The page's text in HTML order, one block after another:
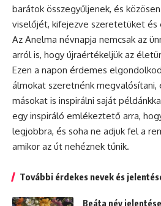
barátok összegyűljenek, és
viselőjét, kifejezve szeretetüket és
Az Anelma névnapja nemcsak az
arról is, hogy újraértékeljük az
Ezen a napon érdemes
álmokat szeretnénk megvalósítani,
másokat is inspirálni saját
egy inspiráló emlékeztető arra,
legjobbra, és soha ne adjuk fel a
amikor az út nehéznek tűnik.
További érdekes nevek és
Beáta név